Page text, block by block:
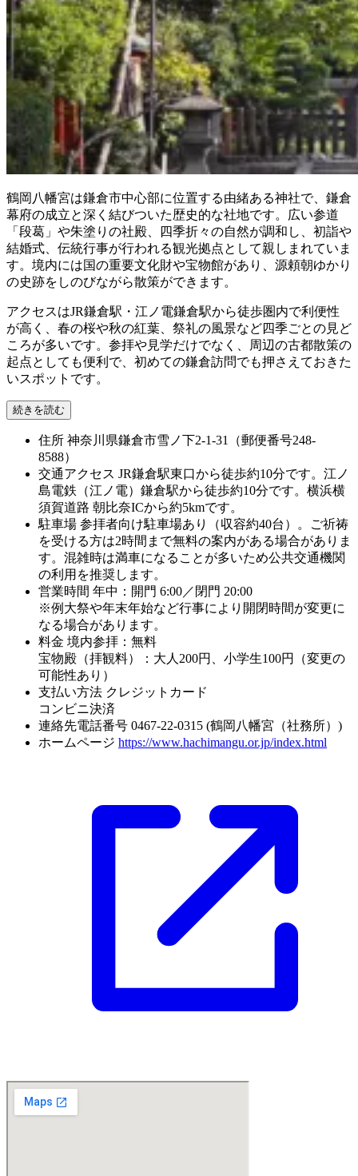
鶴岡八幡宮は鎌倉市中心部に位置する由緒ある神社で、鎌倉
幕府の成立と深く結びついた歴史的な社地です。広い参道
「段葛」や朱塗りの社殿、四季折々の自然が調和し、初詣や
結婚式、伝統行事が行われる観光拠点として親しまれていま
す。境内には国の重要文化財や宝物館があり、源頼朝ゆかり
の史跡をしのびながら散策ができます。
アクセスはJR鎌倉駅・江ノ電鎌倉駅から徒歩圏内で利便性
が高く、春の桜や秋の紅葉、祭礼の風景など四季ごとの見ど
ころが多いです。参拝や見学だけでなく、周辺の古都散策の
起点としても便利で、初めての鎌倉訪問でも押さえておきた
いスポットです。
続きを読む
住所 神奈川県鎌倉市雪ノ下2-1-31（郵便番号248-
8588）
交通アクセス JR鎌倉駅東口から徒歩約10分です。江ノ
島電鉄（江ノ電）鎌倉駅から徒歩約10分です。横浜横
須賀道路 朝比奈ICから約5kmです。
駐車場 参拝者向け駐車場あり（収容約40台）。ご祈祷
を受ける方は2時間まで無料の案内がある場合がありま
す。混雑時は満車になることが多いため公共交通機関
の利用を推奨します。
営業時間 年中：開門 6:00／閉門 20:00
※例大祭や年末年始など行事により開閉時間が変更に
なる場合があります。
料金 境内参拝：無料
宝物殿（拝観料）：大人200円、小学生100円（変更の
可能性あり）
支払い方法 クレジットカード
コンビニ決済
連絡先電話番号 0467-22-0315 (鶴岡八幡宮（社務所）)
ホームページ https://www.hachimangu.or.jp/index.html